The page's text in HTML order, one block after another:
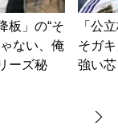
板」の“そ
ない、俺
ーズ秘
「公
そガ
強い